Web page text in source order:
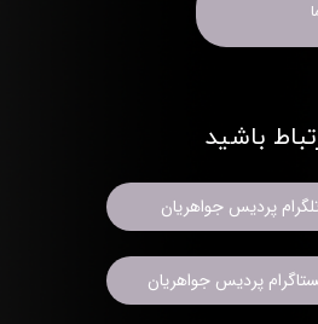
باشید
پردیس جواهریان
پردیس جواهریان